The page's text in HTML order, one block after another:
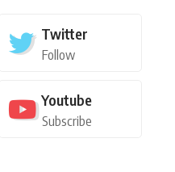
Twitter
Follow
Youtube
Subscribe